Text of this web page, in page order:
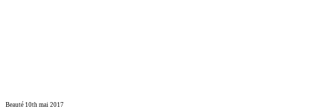
Beauté 10th mai 2017